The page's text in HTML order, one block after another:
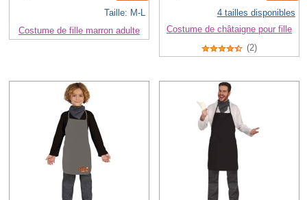
Taille: M-L
Costume de fille marron adulte
4 tailles disponibles
Costume de châtaigne pour fille
(2)